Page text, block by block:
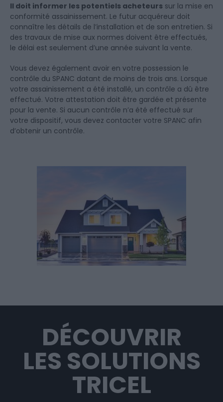
Il doit informer les potentiels acheteurs sur la mise en
conformité assainissement. Le futur acquéreur doit
connaître les détails de l’installation et de son entretien. Si
des travaux de mise aux normes doivent être effectués,
le délai est seulement d’une année suivant la vente.
Vous devez également avoir en votre possession le
contrôle du SPANC datant de moins de trois ans. Lorsque
votre assainissement a été installé, un contrôle a dû être
effectué. Votre attestation doit être gardée et présente
pour la vente. Si aucun contrôle n’a été effectué sur
votre dispositif, vous devez contacter votre SPANC afin
d’obtenir un contrôle.
DÉCOUVRIR
LES SOLUTIONS
TRICEL